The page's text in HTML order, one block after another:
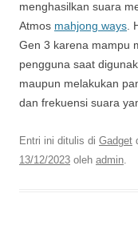
menghasilkan suara
Atmos mahjong ways
Gen 3 karena mampu
pengguna saat
maupun melakukan
dan frekuensi suara
Entri ini ditulis di Gadget
13/12/2023 oleh admin.